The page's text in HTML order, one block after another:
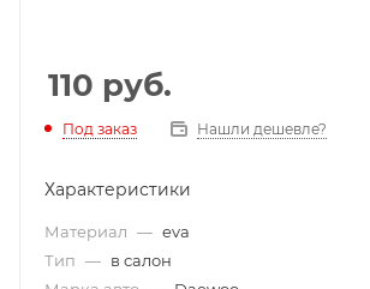
110 руб.
Под заказ Нашли дешевле?
Характеристики
Материал — eva
Тип — в салон